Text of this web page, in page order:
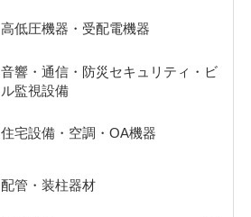
高低圧機器・受配電機器
音響・通信・防災セキュリティ・ビ
ル監視設備
住宅設備・空調・OA機器
配管・装柱器材